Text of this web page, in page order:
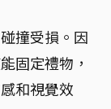
撞受損。因
固定禮物，
和視覺效